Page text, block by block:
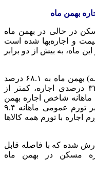
بهمن ماه
در حالی در بهمن ماه
و اجاره‌بها شده است
ماه، به بیش از دو برابر
در حالی که تورم عمومی (نقطه به نقطه) بهمن ماه به ۶۸.۱ درصد
رسیده است، تورم نقطه به نقطه ۳۲.۳ درصدی اجاره، کمتر از
شاخص اجاره بهمن
ماه ۲.۲ درصد گزارش شده که در برابر تورم عمومی ماهانه ۹.۴
با تورم همه کالاها
نیز ۴۷.۵ درصد گزارش شده که با فاصله قابل
مسکن در بهمن ماه